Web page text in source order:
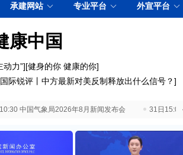
承建网站 专业平台 外宣平台
康中国
动力”][健身的你 健康的你]
国际锐评丨中方最新对美反制释放出什么信号？]
中国气象局2026年8月新闻发布会 31日